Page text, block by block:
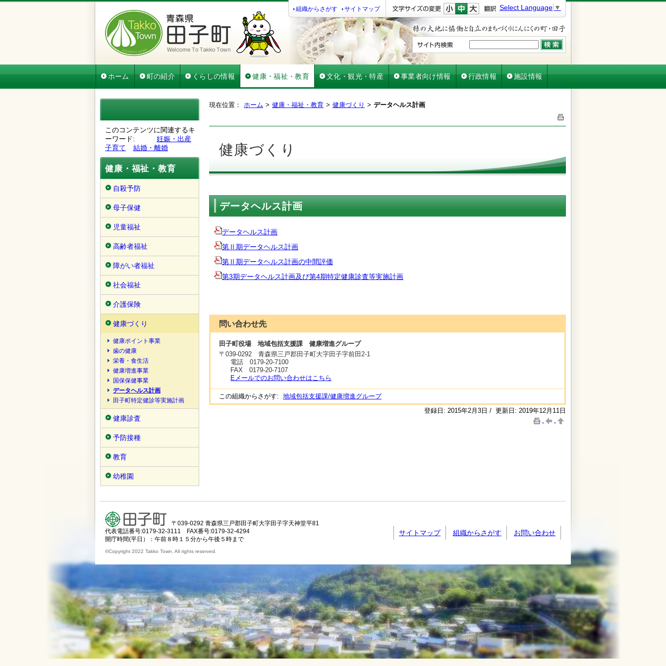
組織からさがす サイトマップ 文字を小さく
文字を元に戻す
文字を大きく
Select Language ▼
ホーム 町の紹介 くらしの情報 健康・福祉・教育 文化・観光・特産 事業者向け情報 行政情報 施設情報
このコンテンツに関連するキ
ーワード
妊娠・出産
子育て
結婚・離婚
健康・福祉・教育
自殺予防
母子保健
児童福祉
高齢者福祉
障がい者福祉
社会福祉
介護保険
健康づくり
健康ポイント事業
歯の健康
栄養・食生活
健康増進事業
国保保健事業
データヘルス計画
田子町特定健診等実施計画
健康診査
予防接種
教育
幼稚園
現在位置： ホーム 健康・福祉・教育 健康づくり データヘルス計画
健康づくり
データヘルス計画
データヘルス計画
第Ⅱ期データヘルス計画
第Ⅱ期データヘルス計画の中間評価
第3期データヘルス計画及び第4期特定健康診査等実施計画
問い合わせ先
田子町役場 地域包括支援課 健康増進グループ
〒 039-0292
青森県三戸郡田子町大字田子字前田2-1
電話 0179-20-7100
FAX 0179-20-7107
Eメールでのお問い合わせはこちら
この組織からさがす: 地域包括支援課/健康増進グループ
登録日: 2015年2月3日 / 更新日: 2019年12月11日
〒039-0292 青森県三戸郡田子町大字田子字天神堂平81
代表電話番号:0179-32-3111 FAX番号:0179-32-4294
開庁時間(平日）：午前８時１５分から午後５時まで
サイトマップ 組織からさがす お問い合わせ
©Copyright 2022 Takko Town. All rights reserved.